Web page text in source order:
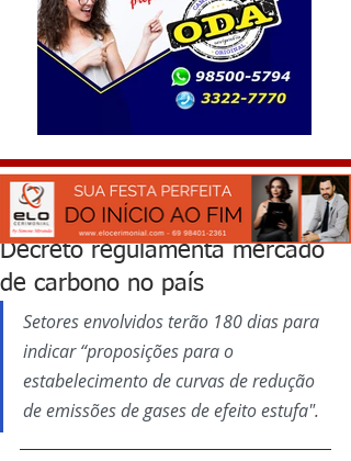
Decreto regulamenta mercado
de carbono no país
Setores envolvidos terão 180 dias para
indicar “proposições para o
estabelecimento de curvas de redução
de emissões de gases de efeito estufa".